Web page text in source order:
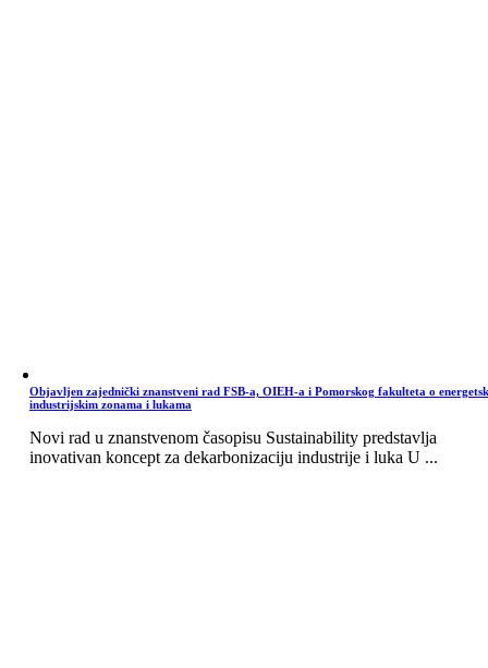
Objavljen zajednički znanstveni rad FSB-a, OIEH-a i Pomorskog fakulteta o
industrijskim zonama i lukama
Novi rad u znanstvenom časopisu Sustainability predstavlja
inovativan koncept za dekarbonizaciju industrije i luka U ...